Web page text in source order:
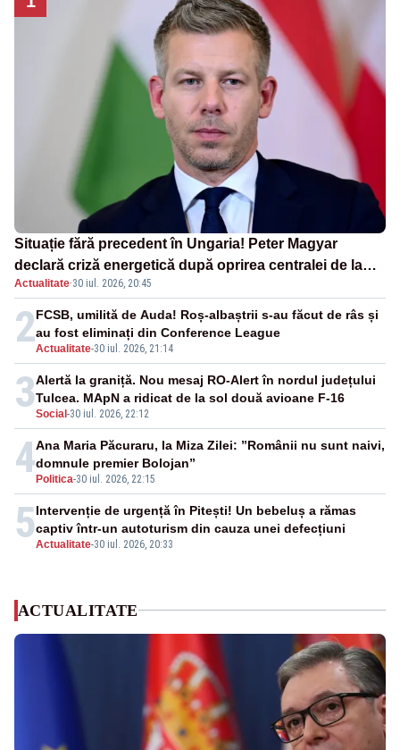
Situație fără precedent în Ungaria! Peter Magyar
declară criză energetică după oprirea centralei de la
Paks
Actualitate·30 iul. 2026, 20:45
2Actualitate-30 iul. 2026, 21:14
FCSB, umilită de Auda! Roș-albaștrii s-au făcut de râs și
au fost eliminați din Conference League
3Social-30 iul. 2026, 22:12
Alertă la graniță. Nou mesaj RO-Alert în nordul județului
Tulcea. MApN a ridicat de la sol două avioane F-16
4Politica-30 iul. 2026, 22:15
Ana Maria Păcuraru, la Miza Zilei: ”Românii nu sunt naivi,
domnule premier Bolojan”
5Actualitate-30 iul. 2026, 20:33
Intervenție de urgență în Pitești! Un bebeluș a rămas
captiv într-un autoturism din cauza unei defecțiuni
ACTUALITATE